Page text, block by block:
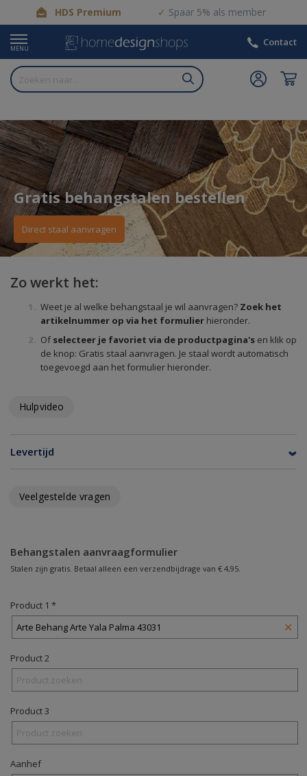
HDS Premium Spaar 5% als member
MENU
Contact
Gratis behangstalen bestellen
Direct staal aanvragen
Zo werkt het:
Weet je al welke behangstaal je wil aanvragen? Zoek het
artikelnummer op via het formulier hieronder.
Ofselecteer je favoriet via de productpagina's en klik op
de knop: Gratis staal aanvragen. Je staal wordt automatisch
toegevoegd aan het formulier hieronder.
Hulpvideo
Levertijd
Veelgestelde vragen
Behangstalen aanvraagformulier
Stalen zijn gratis. Betaal alleen een verzendbijdrage van € 4,95.
Product 1 *
✕
Product 2
Product 3
Aanhef